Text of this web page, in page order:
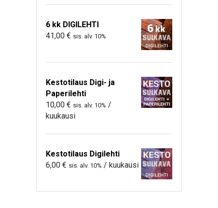
6 kk DIGILEHTI
41,00 € sis. alv. 10%
Kestotilaus Digi- ja
Paperilehti
10,00 € sis. alv. 10% /
kuukausi
Kestotilaus Digilehti
6,00 € sis. alv. 10% / kuukausi